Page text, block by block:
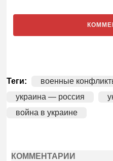
Теги:
военные
украина — россия
война в украине
КОММЕНТАРИИ